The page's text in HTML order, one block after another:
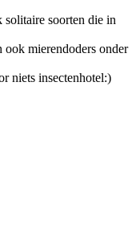
soorten die in
ook mierendoders onder
niets insectenhotel:)